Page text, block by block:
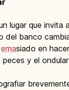
lugar que invita
del banco
emasiado en
y el